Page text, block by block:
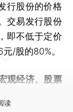
行股份的价格
交易发行股份
即不低于定价
/股的80%。
观经济、股票
读